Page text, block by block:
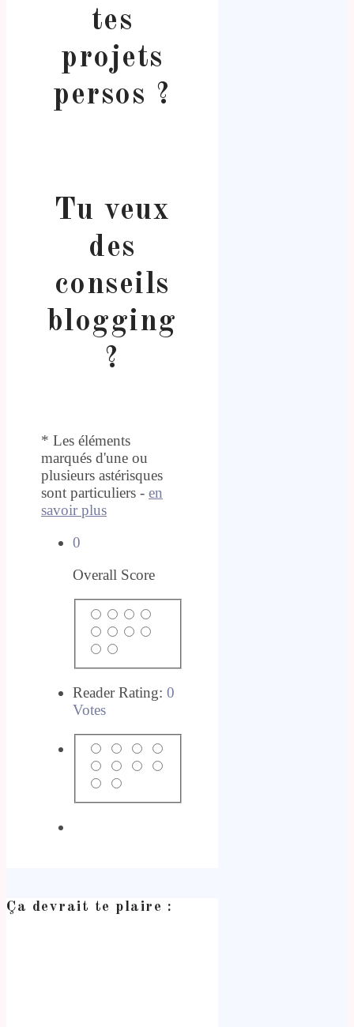
tes
projets
persos ?
Tu veux
des
conseils
blogging
?
* Les éléments
marqués d'une ou
plusieurs astérisques
sont particuliers - en
savoir plus
0
Overall Score
Reader Rating: 0
Votes
Ça devrait te plaire :